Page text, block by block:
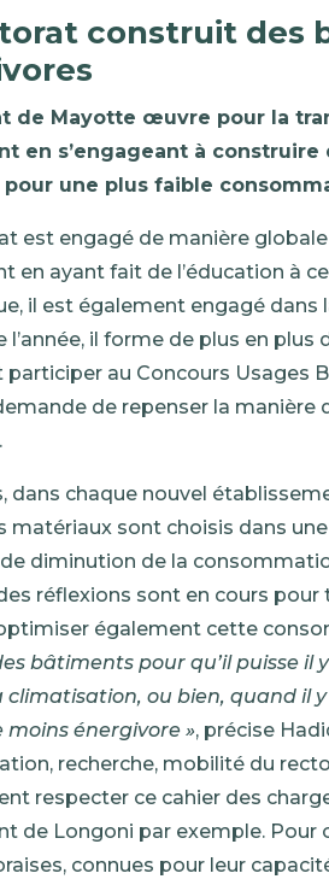
construit des
de Mayotte œuvre pour la
en s’engageant à
une plus faible
est engagé de manière
en ayant fait de l’éducation à
il est également engagé dans
l’année, il forme de plus en
au Concours Usages
de repenser la manière
dans chaque nouvel
matériaux sont choisis dans
diminution de la
réflexions sont en cours pour
également cette
bâtiments pour qu’il puisse il
climatisation, ou bien, quand il
moins énergivore », précise
recherche, mobilité du
respecter ce cahier des
de Longoni par exemple.
connues pour leur